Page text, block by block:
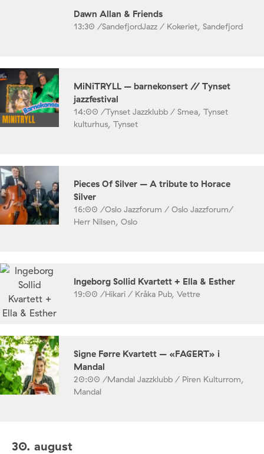
Dawn Allan & Friends
13:30 /SandefjordJazz / Kokeriet, Sandefjord
MiNiTRYLL – barnekonsert // Tynset
jazzfestival
14:00 /Tynset Jazzklubb / Smea, Tynset
kulturhus, Tynset
Pieces Of Silver – A tribute to Horace
Silver
16:00 /Oslo Jazzforum / Oslo Jazzforum/
Herr Nilsen, Oslo
Ingeborg Sollid Kvartett + Ella & Esther
19:00 /Hikari / Kråka Pub, Vettre
Signe Førre Kvartett – «FAGERT» i
Mandal
20:00 /Mandal Jazzklubb / Piren Kulturrom,
Mandal
30. august